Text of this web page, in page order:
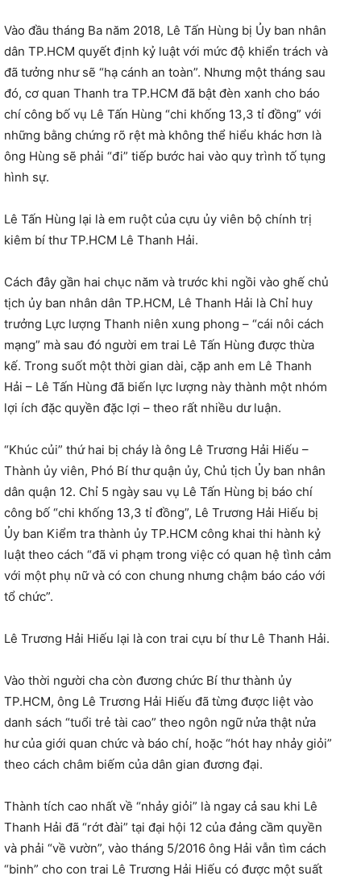
Vào đầu tháng Ba năm 2018, Lê Tấn Hùng bị Ủy ban nhân
dân TP.HCM quyết định kỷ luật với mức độ khiển trách và
đã tưởng như sẽ “hạ cánh an toàn”. Nhưng một tháng sau
đó, cơ quan Thanh tra TP.HCM đã bật đèn xanh cho báo
chí công bố vụ Lê Tấn Hùng “chi khống 13,3 tỉ đồng” với
những bằng chứng rõ rệt mà không thể hiểu khác hơn là
ông Hùng sẽ phải “đi” tiếp bước hai vào quy trình tố tụng
hình sự.
Lê Tấn Hùng lại là em ruột của cựu ủy viên bộ chính trị
kiêm bí thư TP.HCM Lê Thanh Hải.
Cách đây gần hai chục năm và trước khi ngồi vào ghế chủ
tịch ủy ban nhân dân TP.HCM, Lê Thanh Hải là Chỉ huy
trưởng Lực lượng Thanh niên xung phong – “cái nôi cách
mạng” mà sau đó người em trai Lê Tấn Hùng được thừa
kế. Trong suốt một thời gian dài, cặp anh em Lê Thanh
Hải – Lê Tấn Hùng đã biến lực lượng này thành một nhóm
lợi ích đặc quyền đặc lợi – theo rất nhiều dư luận.
“Khúc củi” thứ hai bị cháy là ông Lê Trương Hải Hiếu –
Thành ủy viên, Phó Bí thư quận ủy, Chủ tịch Ủy ban nhân
dân quận 12. Chỉ 5 ngày sau vụ Lê Tấn Hùng bị báo chí
công bố “chi khống 13,3 tỉ đồng”, Lê Trương Hải Hiếu bị
Ủy ban Kiểm tra thành ủy TP.HCM công khai thi hành kỷ
luật theo cách “đã vi phạm trong việc có quan hệ tình cảm
với một phụ nữ và có con chung nhưng chậm báo cáo với
tổ chức”.
Lê Trương Hải Hiếu lại là con trai cựu bí thư Lê Thanh Hải.
Vào thời người cha còn đương chức Bí thư thành ủy
TP.HCM, ông Lê Trương Hải Hiếu đã từng được liệt vào
danh sách “tuổi trẻ tài cao” theo ngôn ngữ nửa thật nửa
hư của giới quan chức và báo chí, hoặc “hót hay nhảy giỏi”
theo cách châm biếm của dân gian đương đại.
Thành tích cao nhất về “nhảy giỏi” là ngay cả sau khi Lê
Thanh Hải đã “rớt đài” tại đại hội 12 của đảng cầm quyền
và phải “về vườn”, vào tháng 5/2016 ông Hải vẫn tìm cách
“binh” cho con trai Lê Trương Hải Hiếu có được một suất